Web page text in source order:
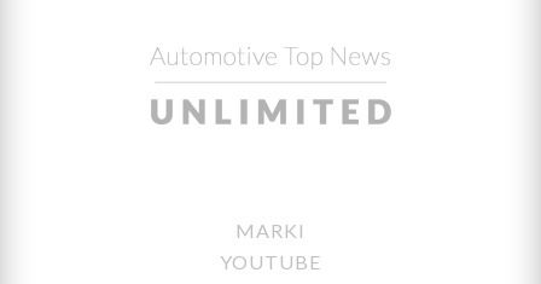
MARKI
YOUTUBE